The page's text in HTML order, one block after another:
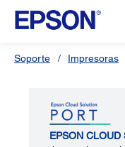
Soporte Impresoras
EPSON